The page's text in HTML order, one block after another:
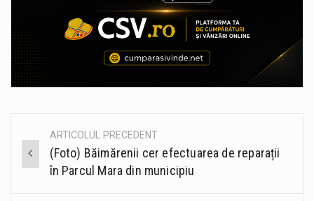
Post
navigation
ARTICOLUL PRECEDENT
(Foto) Băimărenii cer efectuarea de reparații
în Parcul Mara din municipiu